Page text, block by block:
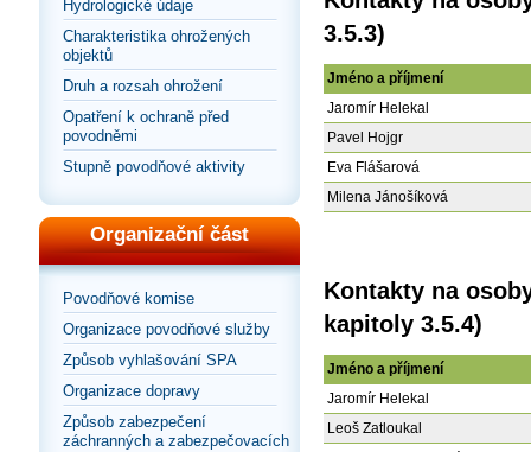
Hydrologické údaje
Charakteristika ohrožených
objektů
Druh a rozsah ohrožení
Opatření k ochraně před
povodněmi
Stupně povodňové aktivity
Organizační část
Povodňové komise
Organizace povodňové služby
Způsob vyhlašování SPA
Organizace dopravy
Způsob zabezpečení
záchranných a zabezpečovacích
3.5.3)
Jméno a příjmení
Jaromír Helekal
Pavel Hojgr
Eva Flášarová
Milena Jánošíková
Kontakty na
kapitoly 3.5.4)
Jméno a příjmení
Jaromír Helekal
Leoš Zatloukal